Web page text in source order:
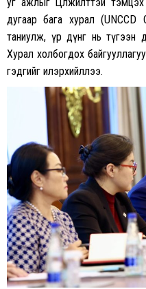
дугаар бага хурал
таниулж, үр дүнг нь түгээн
Хурал холбогдох
гэдгийг илэрхийллээ.